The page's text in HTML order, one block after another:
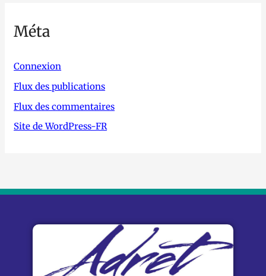
Méta
Connexion
Flux des publications
Flux des commentaires
Site de WordPress-FR